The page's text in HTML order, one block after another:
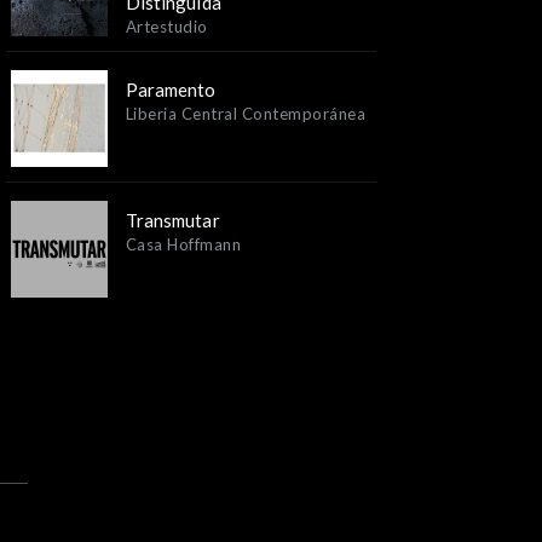
Artestudio
Paramento
Liberia Central Contemporánea
Transmutar
Casa Hoffmann